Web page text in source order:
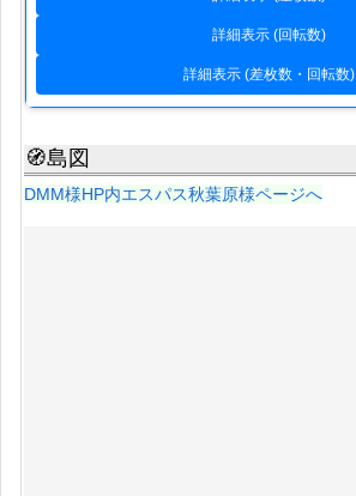
詳細表示 (回転数)
詳細表示 (差枚数・回転数)
🧭島図
DMM様HP内エスパス秋葉原様ページへ